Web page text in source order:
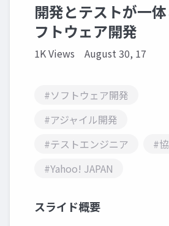
開発とテストが一
フトウェア開発
1K Views August 30, 17
#ソフトウェア開発
#アジャイル開発
#テストエンジニア
#
#Yahoo! JAPAN
スライド概要